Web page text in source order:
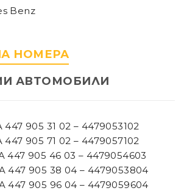
Benz
НОМЕРА
АВТОМОБИЛИ
447 905 31 02 – 4479053102
447 905 71 02 – 4479057102
447 905 46 03 – 4479054603
447 905 38 04 – 4479053804
447 905 96 04 – 4479059604